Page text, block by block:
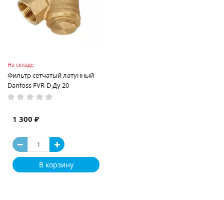
На складе
Фильтр сетчатый латунный
Danfoss FVR-D Ду 20
1 300 ₽
В корзину